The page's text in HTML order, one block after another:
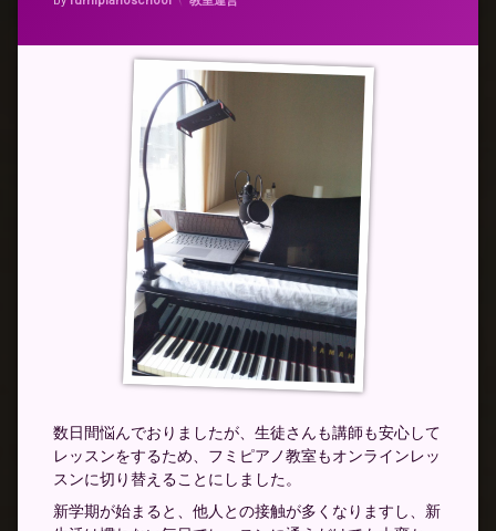
数日間悩んでおりましたが、生徒さんも講師も安心して
レッスンをするため、フミピアノ教室もオンラインレッ
スンに切り替えることにしました。
新学期が始まると、他人との接触が多くなりますし、新